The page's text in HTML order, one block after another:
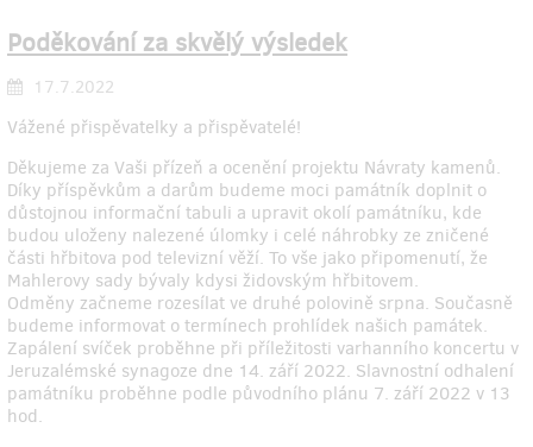
Poděkování za skvělý výsledek
17.7.2022
Vážené přispěvatelky a přispěvatelé!
Děkujeme za Vaši přízeň a ocenění projektu Návraty kamenů.
Díky příspěvkům a darům budeme moci památník doplnit o
důstojnou informační tabuli a upravit okolí památníku, kde
budou uloženy nalezené úlomky i celé náhrobky ze zničené
části hřbitova pod televizní věží. To vše jako připomenutí, že
Mahlerovy sady bývaly kdysi židovským hřbitovem.
Odměny začneme rozesílat ve druhé polovině srpna. Současně
budeme informovat o termínech prohlídek našich památek.
Zapálení svíček proběhne při příležitosti varhanního koncertu v
Jeruzalémské synagoze dne 14. září 2022. Slavnostní odhalení
památníku proběhne podle původního plánu 7. září 2022 v 13
hod.